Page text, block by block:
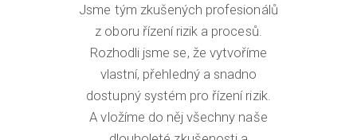
Jsme tým zkušených profesionálů
z oboru řízení rizik a procesů.
Rozhodli jsme se, že vytvoříme
vlastní, přehledný a snadno
dostupný systém pro řízení rizik.
A vložíme do něj všechny naše